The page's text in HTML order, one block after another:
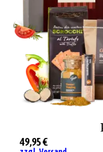
49,95 €